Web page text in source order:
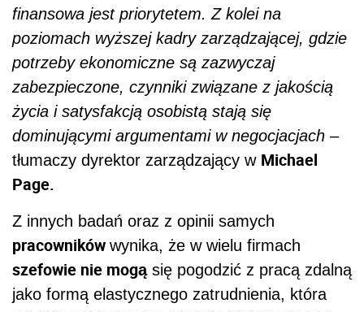
finansowa jest priorytetem. Z kolei na
poziomach wyższej kadry zarządzającej, gdzie
potrzeby ekonomiczne są zazwyczaj
zabezpieczone, czynniki związane z jakością
życia i satysfakcją osobistą stają się
dominującymi argumentami w negocjacjach –
tłumaczy dyrektor zarządzający w Michael
Page.
Z innych badań oraz z opinii samych
pracowników wynika, że w wielu firmach
szefowie nie mogąsię pogodzić z pracą zdalną
jako formą elastycznego zatrudnienia, która